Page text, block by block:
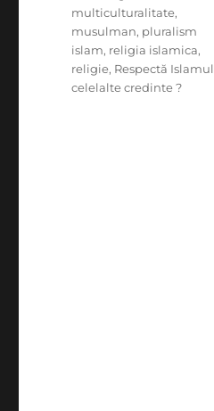
multiculturalitate,
musulman, pluralism
islam, religia islamica,
religie, Respectă Islamul
celelalte credinte ?